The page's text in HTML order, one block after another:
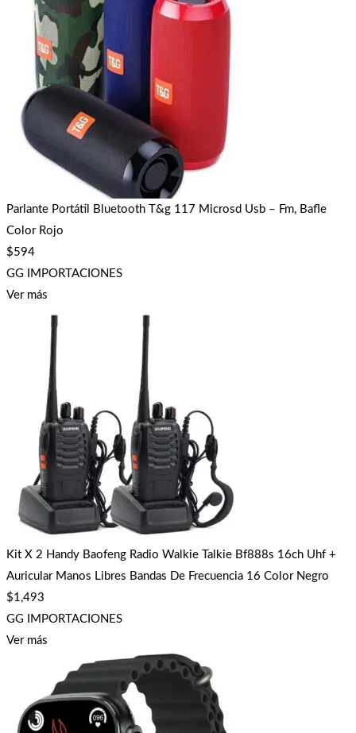
Parlante Portátil Bluetooth T&g 117 Microsd Usb – Fm, Bafle
Color Rojo
$594
GG IMPORTACIONES
Ver más
Kit X 2 Handy Baofeng Radio Walkie Talkie Bf888s 16ch Uhf +
Auricular Manos Libres Bandas De Frecuencia 16 Color Negro
$1,493
GG IMPORTACIONES
Ver más